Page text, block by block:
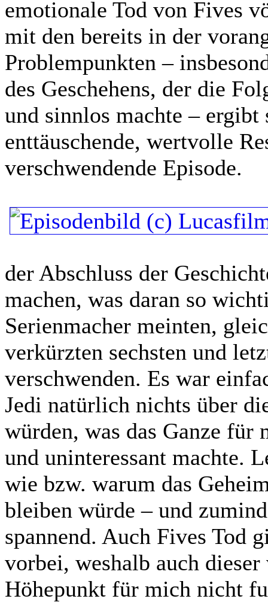
emotionale Tod von Fives
mit den bereits in der
Problempunkten –
des Geschehens, der die
und sinnlos machte –
enttäuschende, wertvolle
verschwendende Episode.
der Abschluss der
machen, was daran so
Serienmacher meinten,
verkürzten sechsten und
verschwenden. Es war
Jedi natürlich nichts über
würden, was das Ganze
und uninteressant machte.
wie bzw. warum das
bleiben würde – und
spannend. Auch Fives Tod
vorbei, weshalb auch
Höhepunkt für mich nicht